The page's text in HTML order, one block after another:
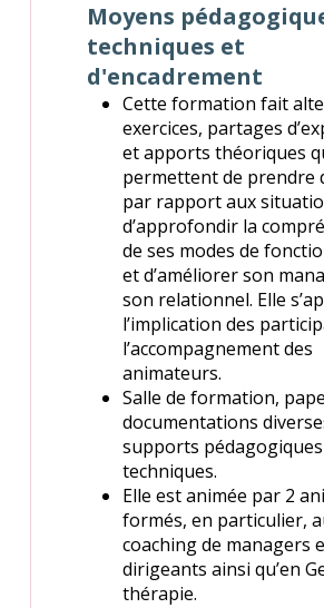
Moyens
techniques et
d'encadrement
Cette formation fait
exercices, partages
et apports théoriques
permettent de prendre
par rapport aux
d’approfondir la
de ses modes de
et d’améliorer son
son relationnel. Elle
l’implication des
l’accompagnement des
animateurs.
Salle de formation,
documentations
supports
techniques.
Elle est animée par 2
formés, en particulier,
coaching de managers
dirigeants ainsi qu’en
thérapie.